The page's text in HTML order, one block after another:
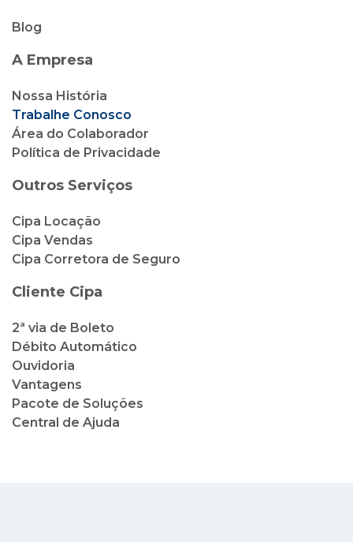
Blog
A Empresa
Nossa História
Trabalhe Conosco
Área do Colaborador
Política de Privacidade
Outros Serviços
Cipa Locação
Cipa Vendas
Cipa Corretora de Seguro
Cliente Cipa
2ª via de Boleto
Débito Automático
Ouvidoria
Vantagens
Pacote de Soluções
Central de Ajuda